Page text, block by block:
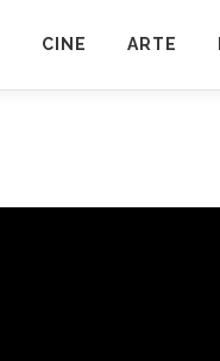
CINE ARTE